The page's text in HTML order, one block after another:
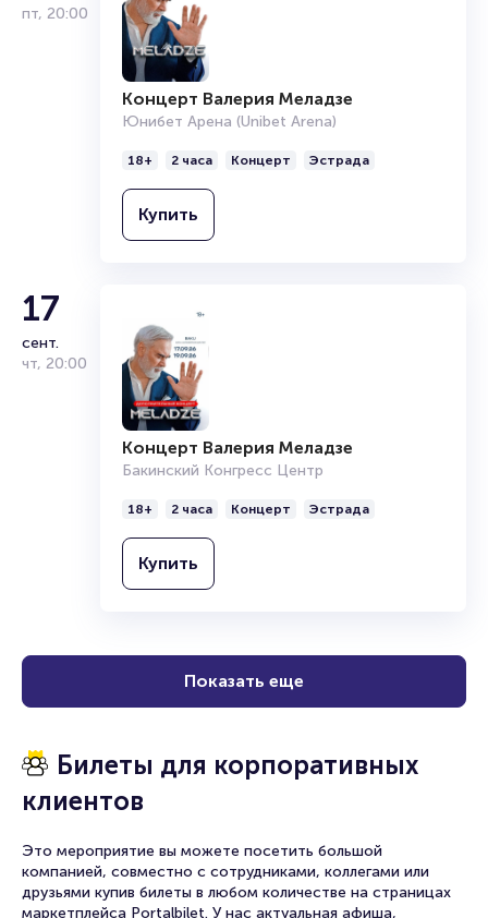
Продать билет
Организаторам
пт, 20:00
Концерт Валерия Меладзе
Юнибет Арена (Unibet Arena)
18+ 2 часа Концерт Эстрада
Купить
17
сент.
чт, 20:00
Концерт Валерия Меладзе
Бакинский Конгресс Центр
18+ 2 часа Концерт Эстрада
Купить
Показать еще
Билеты для корпоративных
клиентов
Это мероприятие вы можете посетить большой
компанией, совместно с сотрудниками, коллегами или
друзьями купив билеты в любом количестве на страницах
маркетплейса Portalbilet. У нас актуальная афиша,